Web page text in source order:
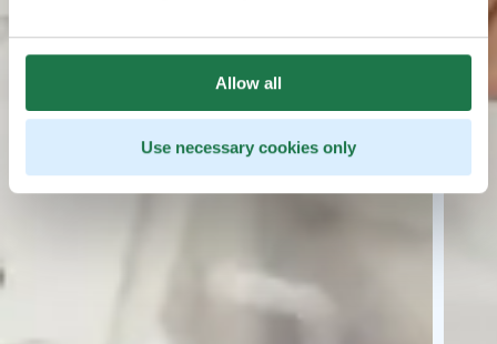
Allow all
Use necessary cookies only